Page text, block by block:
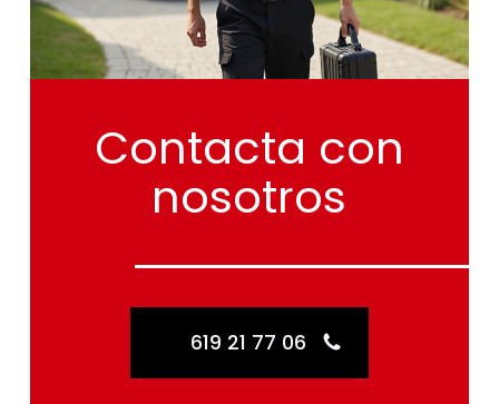
Contacta con
nosotros
619 21 77 06